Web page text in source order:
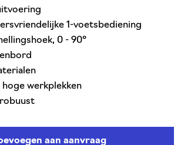
1-voetsbediening
0 - 90°
werkplekken